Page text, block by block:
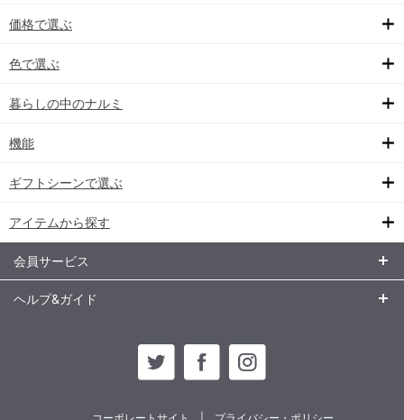
価格で選ぶ
色で選ぶ
暮らしの中のナルミ
機能
ギフトシーンで選ぶ
アイテムから探す
会員サービス
ヘルプ&ガイド